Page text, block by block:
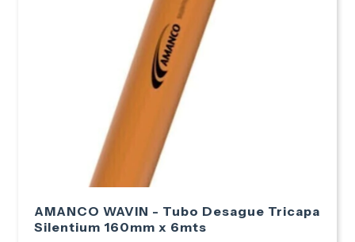
AMANCO WAVIN - Tubo Desague Tricapa
Silentium 160mm x 6mts